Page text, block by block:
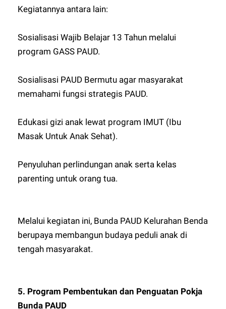
Kegiatannya antara lain:
Sosialisasi Wajib Belajar 13 Tahun melalui
program GASS PAUD.
Sosialisasi PAUD Bermutu agar masyarakat
memahami fungsi strategis PAUD.
Edukasi gizi anak lewat program IMUT (Ibu
Masak Untuk Anak Sehat).
Penyuluhan perlindungan anak serta kelas
parenting untuk orang tua.
Melalui kegiatan ini, Bunda PAUD Kelurahan Benda
berupaya membangun budaya peduli anak di
tengah masyarakat.
5. Program Pembentukan dan Penguatan Pokja
Bunda PAUD